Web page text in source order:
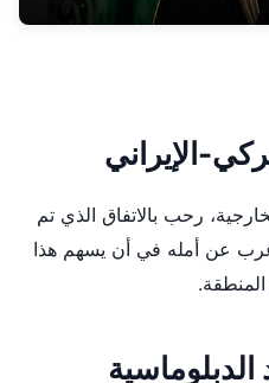
الإيراني
رحب بالاتفاق الذي تم
عن أمله في أن يسهم هذا
الدبلوماسية